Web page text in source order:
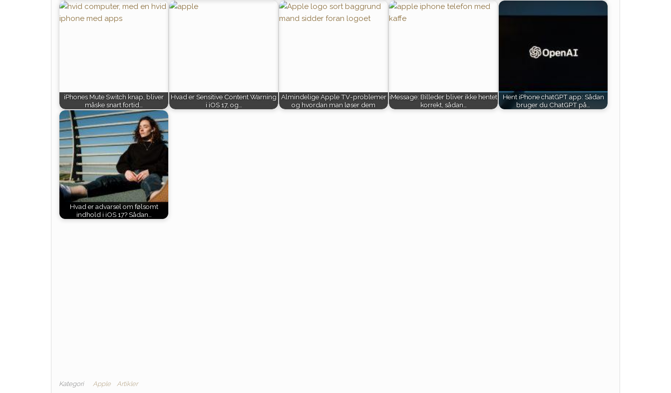
iPhones Mute Switch knap, bliver
måske snart fortid…
Hvad er Sensitive Content Warning
i iOS 17, og…
Almindelige Apple TV-problemer
og hvordan man løser dem
iMessage: Billeder bliver ikke hentet
korrekt, sådan…
Hent iPhone chatGPT app: Sådan
bruger du ChatGPT på…
Hvad er advarsel om følsomt
indhold i iOS 17? Sådan…
Kategori Apple Artikler